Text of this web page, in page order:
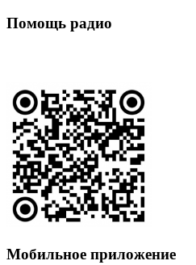
Помощь радио
Мобильное приложение